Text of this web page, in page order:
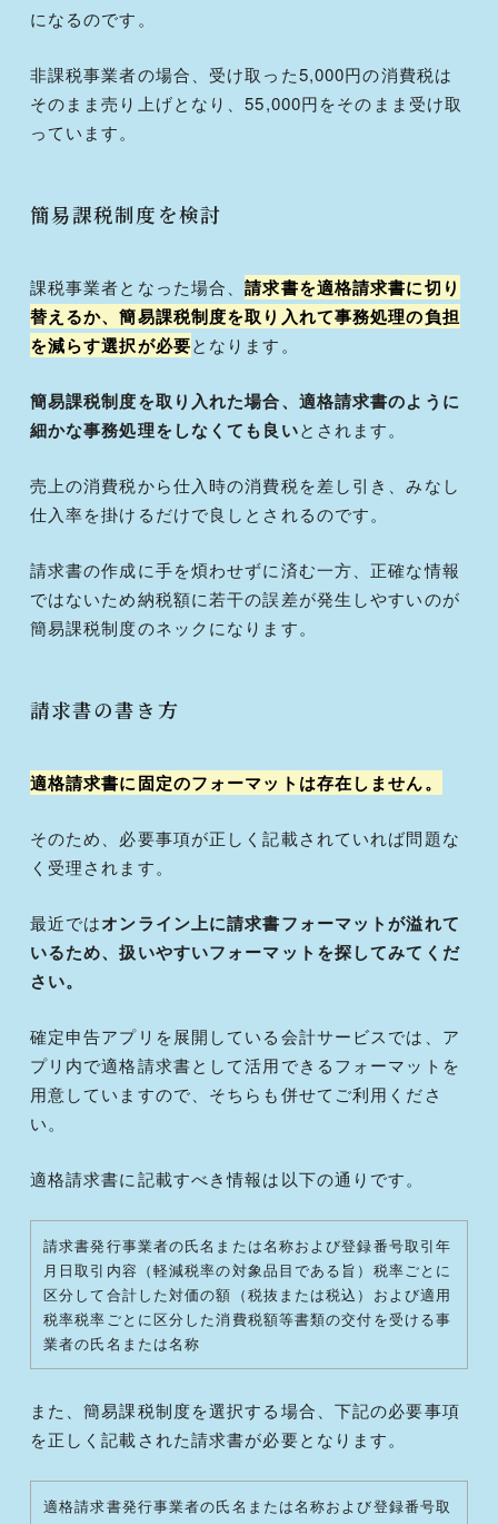
になるのです。
非課税事業者の場合、受け取った5,000円の消費税は
そのまま売り上げとなり、55,000円をそのまま受け取
っています。
簡易課税制度を検討
課税事業者となった場合、請求書を適格請求書に切り
替えるか、簡易課税制度を取り入れて事務処理の負担
を減らす選択が必要となります。
簡易課税制度を取り入れた場合、適格請求書のように
細かな事務処理をしなくても良いとされます。
売上の消費税から仕入時の消費税を差し引き、みなし
仕入率を掛けるだけで良しとされるのです。
請求書の作成に手を煩わせずに済む一方、正確な情報
ではないため納税額に若干の誤差が発生しやすいのが
簡易課税制度のネックになります。
請求書の書き方
適格請求書に固定のフォーマットは存在しません。
そのため、必要事項が正しく記載されていれば問題な
く受理されます。
最近ではオンライン上に請求書フォーマットが溢れて
いるため、扱いやすいフォーマットを探してみてくだ
さい。
確定申告アプリを展開している会計サービスでは、ア
プリ内で適格請求書として活用できるフォーマットを
用意していますので、そちらも併せてご利用くださ
い。
適格請求書に記載すべき情報は以下の通りです。
請求書発行事業者の氏名または名称および登録番号取引年
月日取引内容（軽減税率の対象品目である旨）税率ごとに
区分して合計した対価の額（税抜または税込）および適用
税率税率ごとに区分した消費税額等書類の交付を受ける事
業者の氏名または名称
また、簡易課税制度を選択する場合、下記の必要事項
を正しく記載された請求書が必要となります。
適格請求書発行事業者の氏名または名称および登録番号取